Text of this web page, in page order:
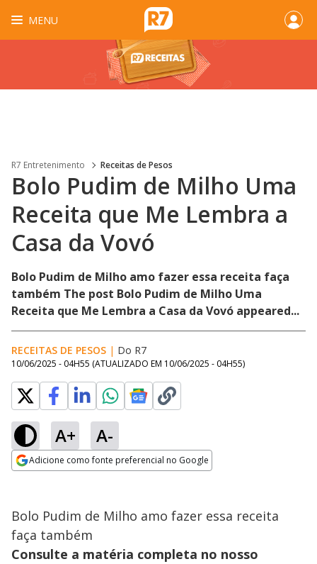
MENU
R7 Entretenimento Receitas de Pesos
Bolo Pudim de Milho Uma
Receita que Me Lembra a
Casa da Vovó
Bolo Pudim de Milho amo fazer essa receita faça
também The post Bolo Pudim de Milho Uma
Receita que Me Lembra a Casa da Vovó appeared...
RECEITAS DE PESOS | Do R7
10/06/2025 - 04H55 (ATUALIZADO EM 10/06/2025 - 04H55)
A+ A-
Adicione como fonte preferencial no Google
Bolo Pudim de Milho amo fazer essa receita
faça também
Consulte a matéria completa no nosso